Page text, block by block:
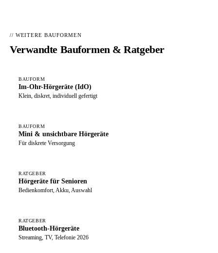
// WEITERE BAUFORMEN
Verwandte Bauformen & Ratgeber
BAUFORM
Im-Ohr-Hörgeräte (IdO)
Klein, diskret, individuell gefertigt
BAUFORM
Mini & unsichtbare Hörgeräte
Für diskrete Versorgung
RATGEBER
Hörgeräte für Senioren
Bedienkomfort, Akku, Auswahl
RATGEBER
Bluetooth-Hörgeräte
Streaming, TV, Telefonie 2026